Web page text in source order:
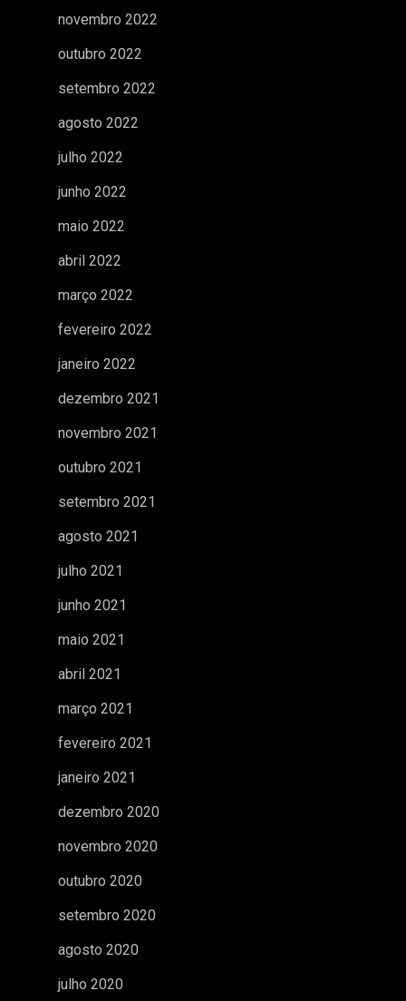
novembro 2022
outubro 2022
setembro 2022
agosto 2022
julho 2022
junho 2022
maio 2022
abril 2022
março 2022
fevereiro 2022
janeiro 2022
dezembro 2021
novembro 2021
outubro 2021
setembro 2021
agosto 2021
julho 2021
junho 2021
maio 2021
abril 2021
março 2021
fevereiro 2021
janeiro 2021
dezembro 2020
novembro 2020
outubro 2020
setembro 2020
agosto 2020
julho 2020